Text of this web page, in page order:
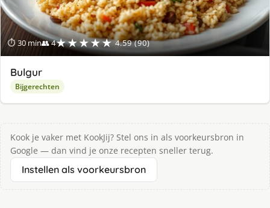
⏱ 30 min👥 4★★★★★ 4.59 (90)
Bulgur
Bijgerechten
Kook je vaker met KookJij? Stel ons in als voorkeursbron in
Google — dan vind je onze recepten sneller terug.
Instellen als voorkeursbron